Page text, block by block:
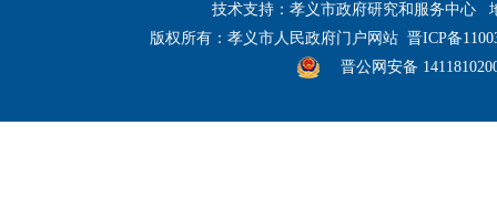
技术支持：孝义市政府研究和服务中心
版权所有：孝义市人民政府门户网站 晋ICP备
晋公网安备